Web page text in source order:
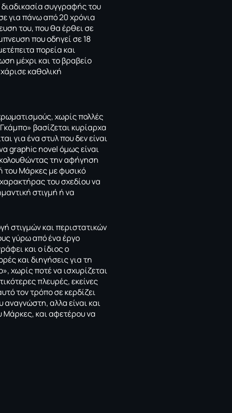
συγγραφής του
για πάνω από 20 χρόνια
του, που θα έρθει σε
που οδηγεί σε 18
πορεία και
μέχρι και το βραβείο
καθολική
χωρίς πολλές
βασίζεται κυρίαρχα
για ένα στυλ που δεν είναι
graphic novel όμως είναι
την αφήγηση
του Μάρκες με φυσικό
του σχεδίου να
στιγμή ή να
στιγμών και περιστατικών
γύρω από ένα έργο
και ο ίδιος ο
και διηγήσεις για τη
χωρίς ποτέ να ισχυρίζεται
πλευρές, εκείνες
τον τρόπο σε κερδίζει
αναγνώστη, αλλα είναι και
Μάρκες, και αφετέρου να